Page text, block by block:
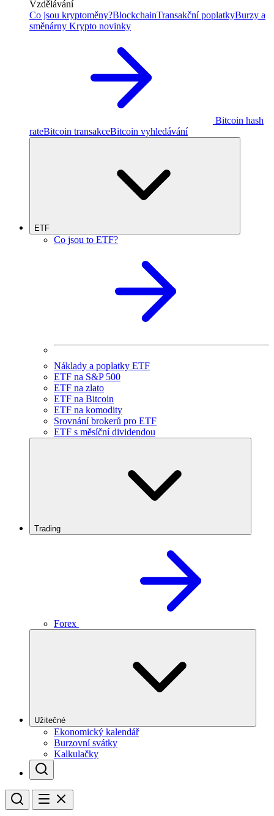
Vzdělávání
Co jsou kryptoměny?BlockchainTransakční poplatkyBurzy a
směnárny Krypto novinky
Bitcoin hash
rateBitcoin transakceBitcoin vyhledávání
ETF
Co jsou to ETF?
Náklady a poplatky ETF
ETF na S&P 500
ETF na zlato
ETF na Bitcoin
ETF na komodity
Srovnání brokerů pro ETF
ETF s měsíční dividendou
Trading
Forex
Užitečné
Ekonomický kalendář
Burzovní svátky
Kalkulačky